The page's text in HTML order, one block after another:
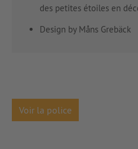
des petites étoiles en
Design by Måns Grebäck
Voir la police